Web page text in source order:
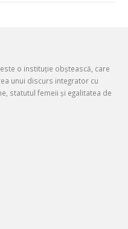
o instituție obștească, care
unui discurs integrator cu
statutul femeii și egalitatea de